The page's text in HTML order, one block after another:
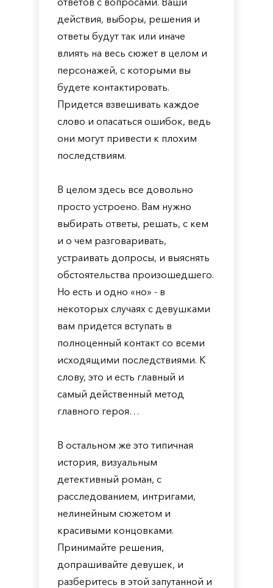
действия, выборы, решения и
ответы будут так или иначе
влиять на весь сюжет в целом и
персонажей, с которыми вы
будете контактировать.
Придется взвешивать каждое
слово и опасаться ошибок, ведь
они могут привести к плохим
последствиям.
В целом здесь все довольно
просто устроено. Вам нужно
выбирать ответы, решать, с кем
и о чем разговаривать,
устраивать допросы, и выяснять
обстоятельства произошедшего.
Но есть и одно «но» - в
некоторых случаях с девушками
вам придется вступать в
полноценный контакт со всеми
исходящими последствиями. К
слову, это и есть главный и
самый действенный метод
главного героя…
В остальном же это типичная
история, визуальным
детективный роман, с
расследованием, интригами,
нелинейным сюжетом и
красивыми концовками.
Принимайте решения,
допрашивайте девушек, и
разберитесь в этой запутанной и